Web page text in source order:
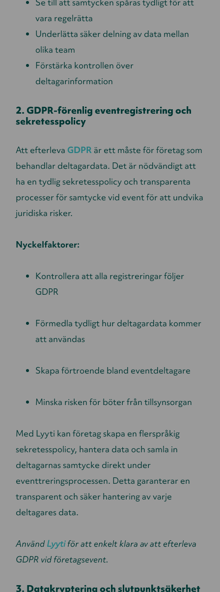
vara regelrätta
Underlätta säker delning av data mellan
olika team
Förstärka kontrollen över
deltagarinformation
2. GDPR-förenlig eventregistrering och
sekretesspolicy
Att efterleva GDPR är ett måste för företag som
behandlar deltagardata. Det är nödvändigt att
ha en tydlig sekretesspolicy och transparenta
processer för samtycke vid event för att undvika
juridiska risker.
Nyckelfaktorer:
Kontrollera att alla registreringar följer
GDPR
Förmedla tydligt hur deltagardata kommer
att användas
Skapa förtroende bland eventdeltagare
Minska risken för böter från tillsynsorgan
Med Lyyti kan företag skapa en flerspråkig
sekretesspolicy, hantera data och samla in
deltagarnas samtycke direkt under
eventtreringsprocessen. Detta garanterar en
transparent och säker hantering av varje
deltagares data.
AnvändLyytiför att enkelt klara av att efterleva
GDPR vid företagsevent.
3. Datakryptering och slutpunktsäkerhet